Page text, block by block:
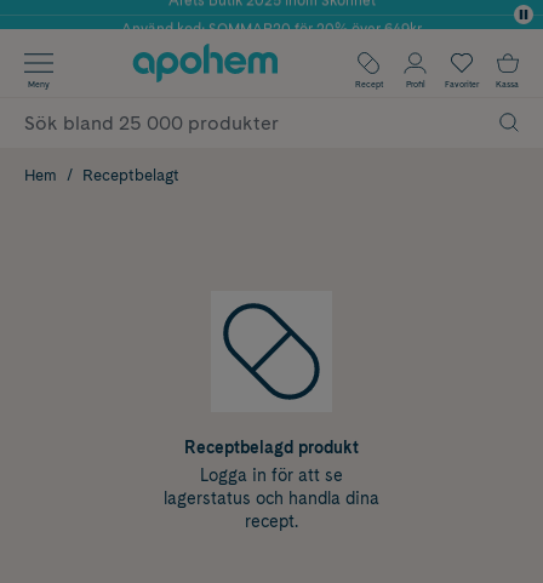
Använd kod: SOMMAR20 för 20% över 649kr
✓ Fri frakt
✓ Poäng på alla köp*
Meny Recept Profil Favoriter Kassa
Hem Receptbelagt
Receptbelagd produkt
Logga in för att se
lagerstatus och handla dina
recept.